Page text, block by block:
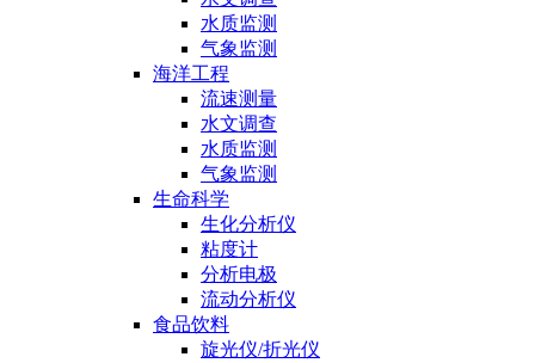
水质监测
气象监测
海洋工程
流速测量
水文调查
水质监测
气象监测
生命科学
生化分析仪
粘度计
分析电极
流动分析仪
食品饮料
旋光仪/折光仪